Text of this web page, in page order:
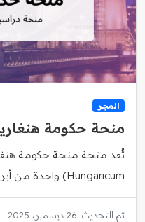
المجر
منحة حكومة
Hungaricum) واحدة من أبرز وأهم برامج المنح...
تم التحديث: 26 ديسمبر، 2025